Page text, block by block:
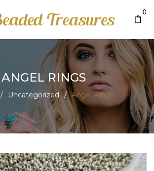
0
ANGEL RINGS
/ Uncategorized / Angel Rings